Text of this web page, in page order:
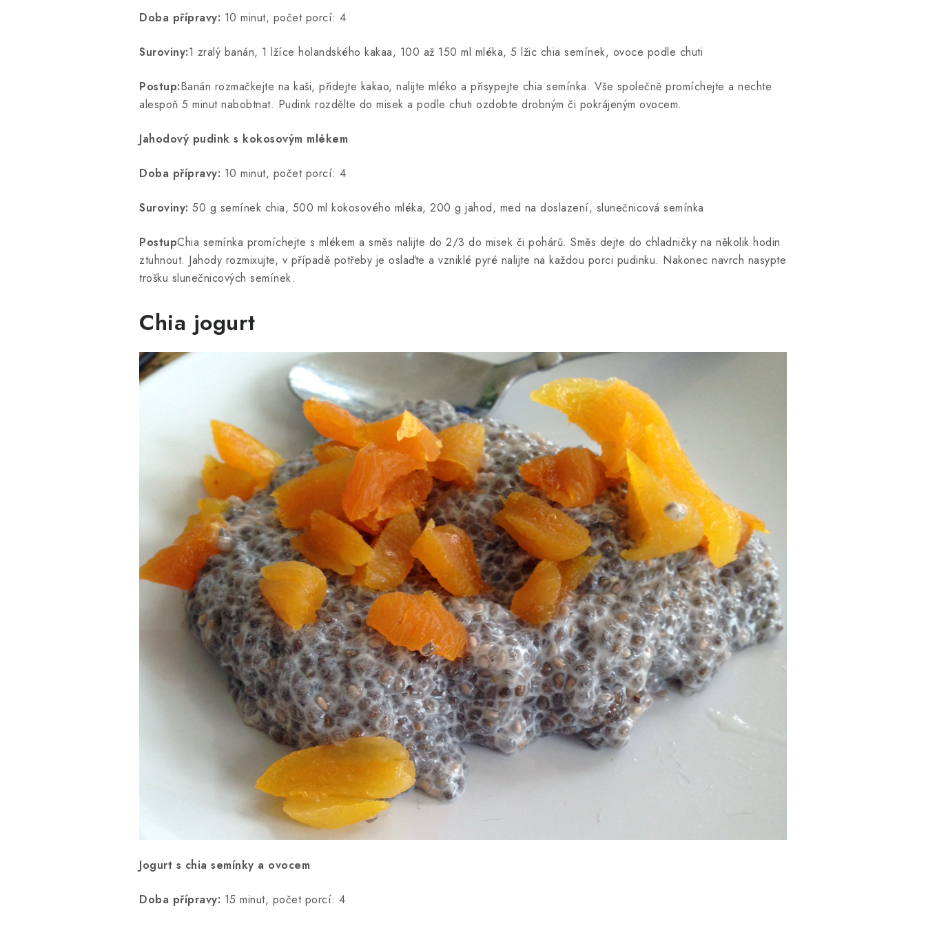
Doba přípravy: 10 minut, počet porcí: 4
Suroviny:1 zralý banán, 1 lžíce holandského kakaa, 100 až 150 ml mléka, 5 lžic chia semínek, ovoce podle chuti
Postup:Banán rozmačkejte na kaši, přidejte kakao, nalijte mléko a přisypejte chia semínka. Vše společně promíchejte a nechte
alespoň 5 minut nabobtnat. Pudink rozdělte do misek a podle chuti ozdobte drobným či pokrájeným ovocem.
Jahodový pudink s kokosovým mlékem
Doba přípravy: 10 minut, počet porcí: 4
Suroviny: 50 g semínek chia, 500 ml kokosového mléka, 200 g jahod, med na doslazení, slunečnicová semínka
PostupChia semínka promíchejte s mlékem a směs nalijte do 2/3 do misek či pohárů. Směs dejte do chladničky na několik hodin
ztuhnout. Jahody rozmixujte, v případě potřeby je oslaďte a vzniklé pyré nalijte na každou porci pudinku. Nakonec navrch nasypte
trošku slunečnicových semínek.
Chia jogurt
Jogurt s chia semínky a ovocem
Doba přípravy: 15 minut, počet porcí: 4